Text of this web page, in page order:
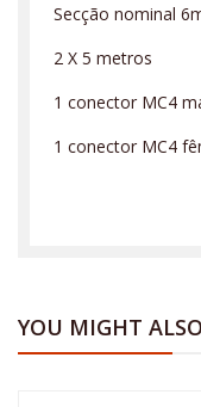
Secção nominal
2 X 5 metros
1 conector MC4
1 conector MC4
YOU MIGHT